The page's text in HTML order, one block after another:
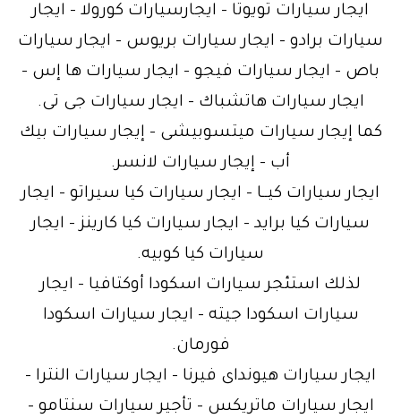
ايجار سيارات تويوتا – ايجارسيارات كورولا – ايجار
سيارات برادو – ايجار سيارات بريوس – ايجار سيارات
باص – ايجار سيارات فيجو – ايجار سيارات ها إس –
ايجار سيارات هاتشباك – ايجار سيارات جى تى.
كما إيجار سيارات ميتسوبيشى – إيجار سيارات بيك
أب – إيجار سيارات لانسر.
ايجار سيارات كيــا – ايجار سيارات كيا سيراتو – ايجار
سيارات كيا برايد – ايجار سيارات كيا كارينز – ايجار
سيارات كيا كوبيه.
لذلك استئجر سيارات اسكودا أوكتافيا – ايجار
سيارات اسكودا جيته – ايجار سيارات اسكودا
فورمان.
ايجار سيارات هيونداى فيرنا – ايجار سيارات النترا –
ايجار سيارات ماتريكس – تأجير سيارات سنتامو –